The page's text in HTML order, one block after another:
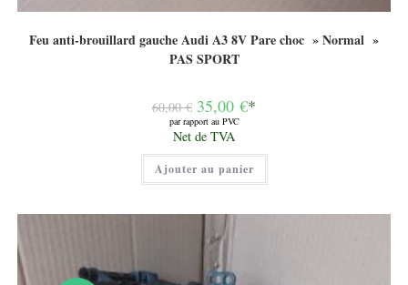
Feu anti-brouillard gauche Audi A3 8V Pare choc » Normal »
PAS SPORT
60,00€ Le
prix
initial
était :
60,00 €.
35,00 €*
par rapport au PVC
Le
prix
actuel
est :
35,00 €.
Net de TVA
Ajouter au panier